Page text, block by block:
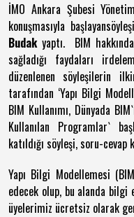
İMO Ankara Şubesi
konuşmasıyla başlayan
Budak yaptı. BIM
sağladığı faydaları
düzenlenen söyleşilerin
tarafından ‘Yapı Bilgi
BIM Kullanımı, Dünyada
Kullanılan Programlar`
katıldığı söyleşi, soru-cevap
Yapı Bilgi Modellemesi
edecek olup, bu alanda bilgi
üyelerimiz ücretsiz olarak